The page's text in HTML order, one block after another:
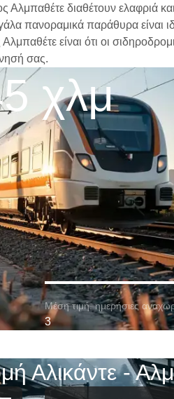
Αλμπαθέτε διαθέτουν ελαφριά
παράθυρα είναι
είναι ότι οι
σας.
χλμ
Μέση τιμή. ημερήσιες
3
Αλικάντε -